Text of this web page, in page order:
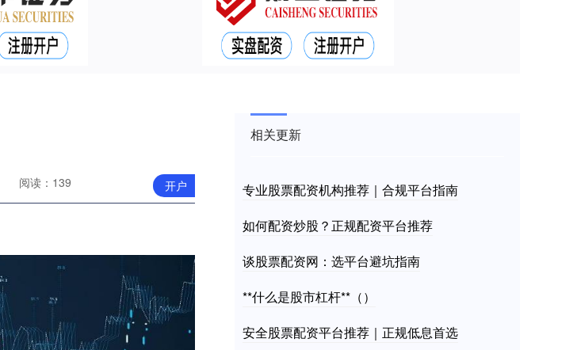
开户
阅读：139
相关更新
专业股票配资机构推荐｜合规平台指南
如何配资炒股？正规配资平台推荐
谈股票配资网：选平台避坑指南
**什么是股市杠杆**（）
安全股票配资平台推荐｜正规低息首选